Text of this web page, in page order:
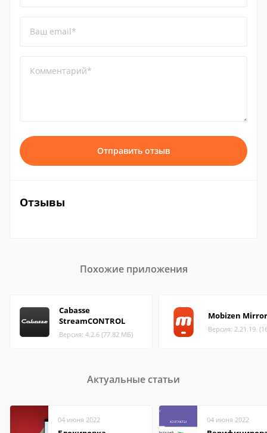
Ваш email*
Комментарий*
Отправить отзыв
Отзывы
Похожие приложения
Cabasse
StreamCONTROL
Версия: 4.2.6 (77.82 МБ)
Mobizen
Версия: 2.21.19.
Актуальные статьи
04 июня 2022 04 июня 2022